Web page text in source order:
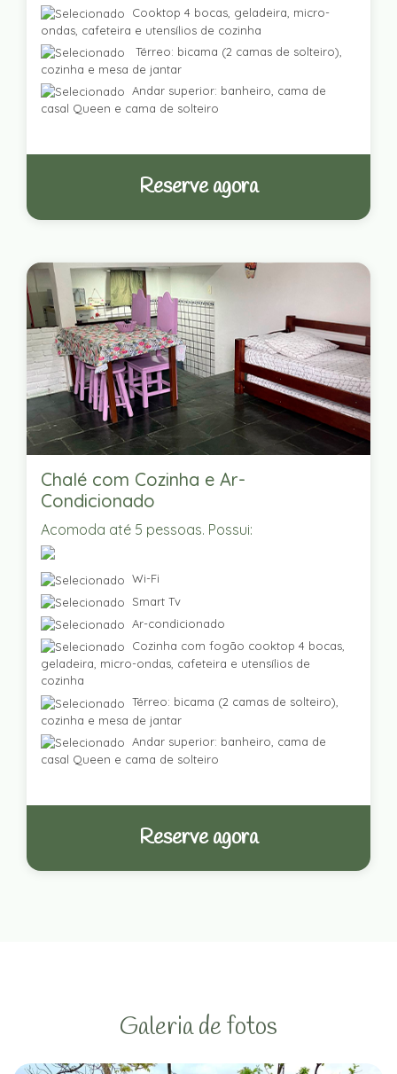
Cooktop 4 bocas, geladeira, micro-
ondas, cafeteira e utensílios de cozinha
Térreo: bicama (2 camas de solteiro),
cozinha e mesa de jantar
Andar superior: banheiro, cama de
casal Queen e cama de solteiro
Reserve agora
Chalé com Cozinha e Ar-
Condicionado
Acomoda até 5 pessoas. Possui:
Wi-Fi
Smart Tv
Ar-condicionado
Cozinha com fogão cooktop 4 bocas,
geladeira, micro-ondas, cafeteira e utensílios de
cozinha
Térreo: bicama (2 camas de solteiro),
cozinha e mesa de jantar
Andar superior: banheiro, cama de
casal Queen e cama de solteiro
Reserve agora
Galeria de fotos